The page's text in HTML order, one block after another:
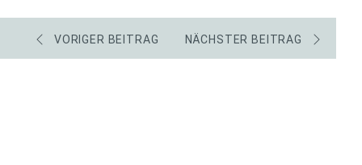
VORIGER BEITRAG NÄCHSTER BEITRAG